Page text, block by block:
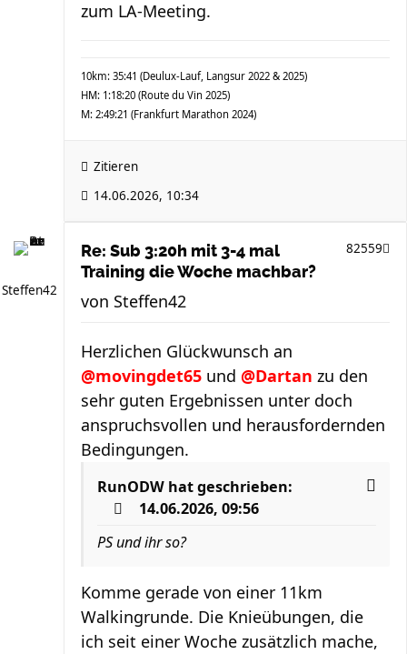
zum LA-Meeting.
10km: 35:41 (Deulux-Lauf, Langsur 2022 & 2025)
HM: 1:18:20 (Route du Vin 2025)
M: 2:49:21 (Frankfurt Marathon 2024)
Zitieren
14.06.2026, 10:34
Steffen42
Re: Sub 3:20h mit 3-4 mal
Training die Woche machbar?
82559
von Steffen42
Herzlichen Glückwunsch an
@movingdet65 und @Dartan zu den
sehr guten Ergebnissen unter doch
anspruchsvollen und herausfordernden
Bedingungen.
RunODW hat geschrieben:
14.06.2026, 09:56
PS und ihr so?
Komme gerade von einer 11km
Walkingrunde. Die Knieübungen, die
ich seit einer Woche zusätzlich mache,